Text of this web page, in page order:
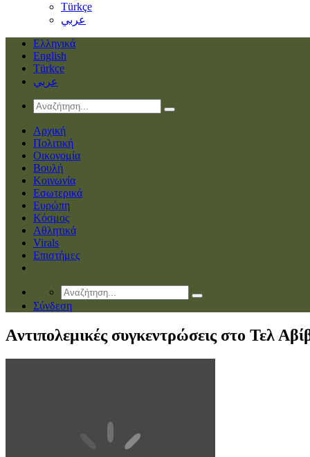
Türkçe
عربي
Ελληνικά
English
Türkçe
عربي
Αρχική
Πολιτική
Οικονομία
Βουλή
Κοινωνία
Εσωτερικά
Ευρώπη
Κόσμος
Αθλητικά
Virals
Επιστήμες
Σύνδεση
Aντιπολεμικές συγκεντρώσεις στο Τελ